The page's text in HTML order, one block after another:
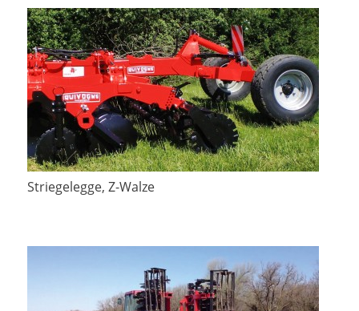
Striegelegge, Z-Walze